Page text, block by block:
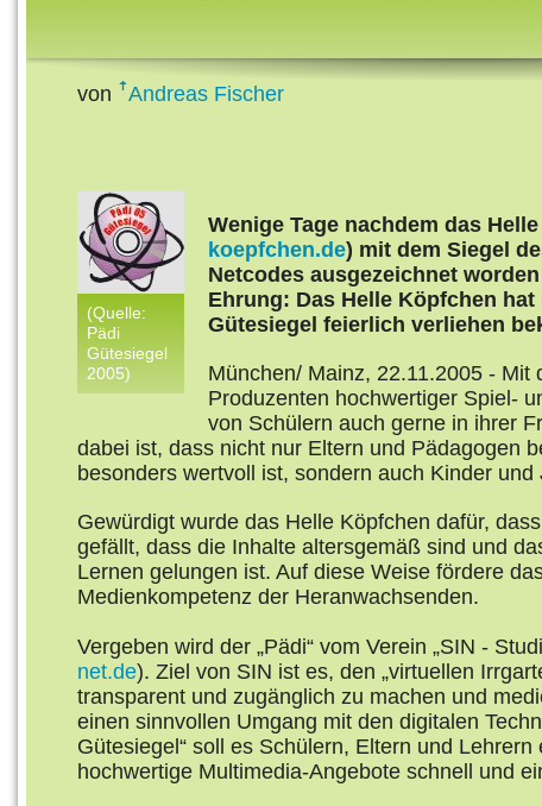
von Andreas Fischer
(Quelle:
Pädi
Gütesiegel
2005)
Wenige Tage nachdem das
koepfchen.de) mit dem Siegel
Netcodes ausgezeichnet
Ehrung: Das Helle Köpfchen
Gütesiegel feierlich verliehen
München/ Mainz, 22.11.2005 - Mit
Produzenten hochwertiger Spiel-
von Schülern auch gerne in ihrer
dabei ist, dass nicht nur Eltern und Pädagogen
besonders wertvoll ist, sondern auch Kinder und
Gewürdigt wurde das Helle Köpfchen dafür,
gefällt, dass die Inhalte altersgemäß sind und
Lernen gelungen ist. Auf diese Weise fördere
Medienkompetenz der Heranwachsenden.
Vergeben wird der „Pädi“ vom Verein „SIN -
net.de). Ziel von SIN ist es, den „virtuellen
transparent und zugänglich zu machen und
einen sinnvollen Umgang mit den digitalen
Gütesiegel“ soll es Schülern, Eltern und
hochwertige Multimedia-Angebote schnell und